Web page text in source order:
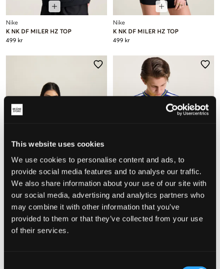
This website uses cookies
We use cookies to personalise content and ads, to
provide social media features and to analyse our traffic.
We also share information about your use of our site with
our social media, advertising and analytics partners who
may combine it with other information that you’ve
provided to them or that they’ve collected from your use
of their services.
Nike
K NK DF MILER HZ TOP
499 kr
Nike
K NK DF MILER HZ TOP
499 kr
REA
Aim'n
89,70 kr299 kr
Adidas Originals
849 kr